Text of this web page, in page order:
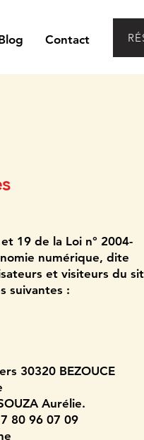
Contact
19 de la Loi n° 2004-
numérique, dite
et visiteurs du
suivantes :
30320 BEZOUCE
Aurélie.
80 96 07 09